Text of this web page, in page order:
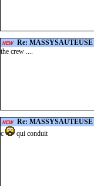
NEW Re: MASSYSAUTEUSE
the crew ....
NEW Re: MASSYSAUTEUSE
c
qui conduit